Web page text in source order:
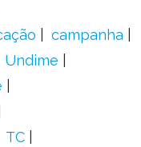
campanha
Undime
TC